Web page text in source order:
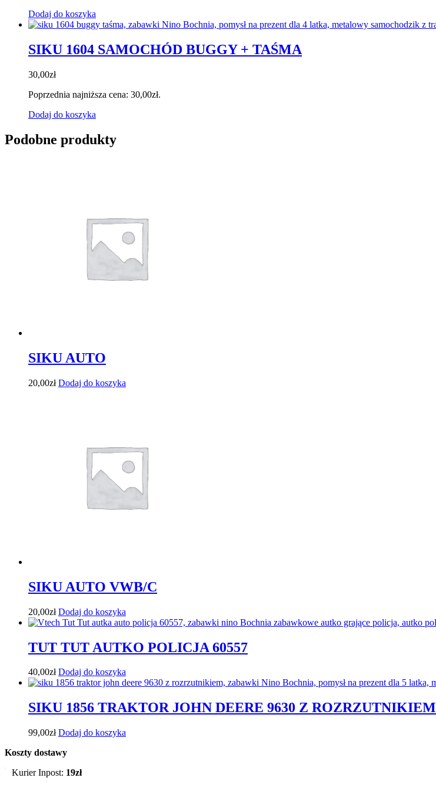
Dodaj do koszyka
SIKU 1604 SAMOCHÓD BUGGY + TAŚMA
30,00zł
Poprzednia najniższa cena: 30,00zł.
Dodaj do koszyka
Podobne produkty
SIKU AUTO
20,00zł Dodaj do koszyka
SIKU AUTO VWB/C
20,00zł Dodaj do koszyka
TUT TUT AUTKO POLICJA 60557
40,00zł Dodaj do koszyka
SIKU 1856 TRAKTOR JOHN DEERE 9630 Z ROZRZUTNIKIEM
99,00zł Dodaj do koszyka
Koszty dostawy
Kurier Inpost: 19zł